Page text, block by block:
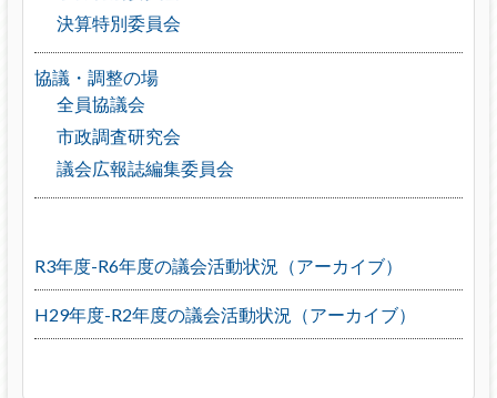
決算特別委員会
協議・調整の場
全員協議会
市政調査研究会
議会広報誌編集委員会
R3年度-R6年度の議会活動状況（アーカイブ）
H29年度-R2年度の議会活動状況（アーカイブ）